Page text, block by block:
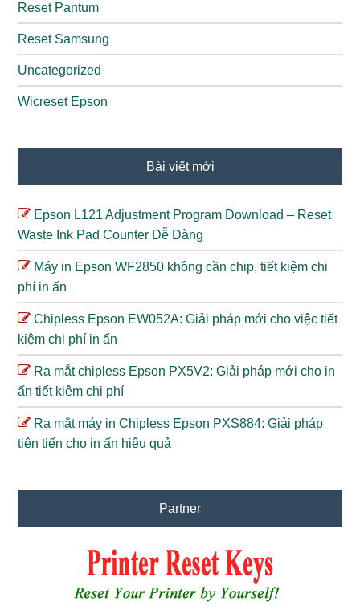
Reset Pantum
Reset Samsung
Uncategorized
Wicreset Epson
Bài viết mới
Epson L121 Adjustment Program Download – Reset
Waste Ink Pad Counter Dễ Dàng
Máy in Epson WF2850 không cần chip, tiết kiệm chi
phí in ấn
Chipless Epson EW052A: Giải pháp mới cho việc tiết
kiệm chi phí in ấn
Ra mắt chipless Epson PX5V2: Giải pháp mới cho in
ấn tiết kiệm chi phí
Ra mắt máy in Chipless Epson PXS884: Giải pháp
tiên tiến cho in ấn hiệu quả
Partner